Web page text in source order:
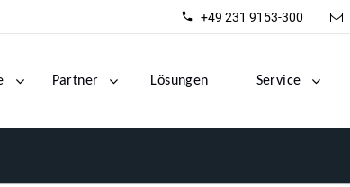
+49 231 9153-300
Partner Lösungen Service